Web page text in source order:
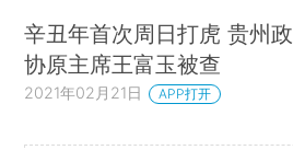
辛丑年首次周日打虎 贵州政
协原主席王富玉被查
2021年02月21日 APP打开